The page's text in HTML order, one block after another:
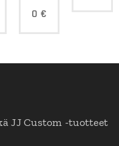
0 €
JJ Custom -tuotteet